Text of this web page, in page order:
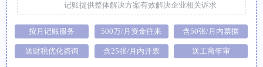
记账提供整体解决方案有效解决企业相关诉求
按月记账服务 500万/月资金往来 含50张/月内票据
送财税优化咨询 含25张/月内开票 送工商年审